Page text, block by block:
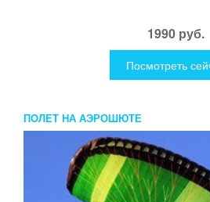
1990 руб.
Посмотреть
ПОЛЕТ НА АЭРОШЮТЕ